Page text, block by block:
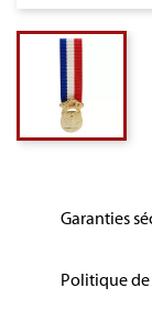
Garanties
Politique